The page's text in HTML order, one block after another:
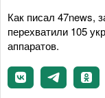
Как писал 47news,
перехватили 105
аппаратов.